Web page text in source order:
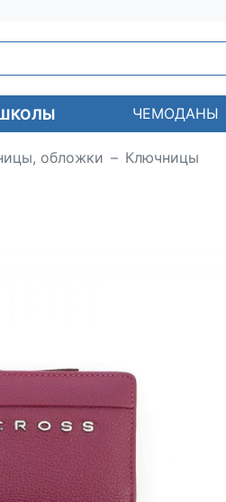
ЧЕМОДАНЫ
обложки Ключницы